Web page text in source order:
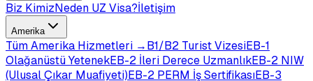
Biz KimizNeden UZ Visa?İletişim
Amerika
TümAmerika Hizmetleri →B1/B2 Turist VizesiEB-1
Olağanüstü YetenekEB-2 İleri Derece UzmanlıkEB-2 NIW
(Ulusal Çıkar Muafiyeti)EB-2 PERM İş SertifikasıEB-3